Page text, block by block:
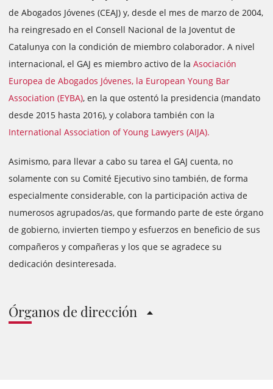
de Abogados Jóvenes (CEAJ) y, desde el mes de marzo de 2004,
ha reingresado en el Consell Nacional de la Joventut de
Catalunya con la condición de miembro colaborador. A nivel
internacional, el GAJ es miembro activo de la Asociación
Europea de Abogados Jóvenes, la European Young Bar
Association (EYBA), en la que ostentó la presidencia (mandato
desde 2015 hasta 2016), y colabora también con la
International Association of Young Lawyers (AIJA).
Asimismo, para llevar a cabo su tarea el GAJ cuenta, no
solamente con su Comité Ejecutivo sino también, de forma
especialmente considerable, con la participación activa de
numerosos agrupados/as, que formando parte de este órgano
de gobierno, invierten tiempo y esfuerzos en beneficio de sus
compañeros y compañeras y los que se agradece su
dedicación desinteresada.
Órganos de dirección